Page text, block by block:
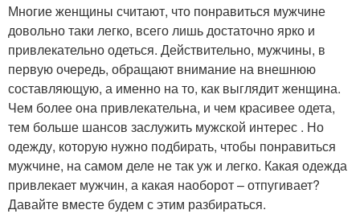
Многие женщины считают, что понравиться мужчине
довольно таки легко, всего лишь достаточно ярко и
привлекательно одеться. Действительно, мужчины, в
первую очередь, обращают внимание на внешнюю
составляющую, а именно на то, как выглядит женщина.
Чем более она привлекательна, и чем красивее одета,
тем больше шансов заслужить мужской интерес . Но
одежду, которую нужно подбирать, чтобы понравиться
мужчине, на самом деле не так уж и легко. Какая одежда
привлекает мужчин, а какая наоборот – отпугивает?
Давайте вместе будем с этим разбираться.